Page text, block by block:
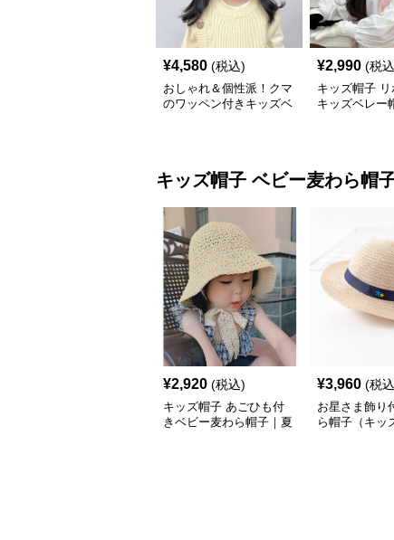
¥4,580 (税込)
おしゃれ＆個性派！クマ
のワッペン付きキッズベ
¥2,990 (税
キッズ帽子 リ
キッズベレー
キッズ帽子 ベビー麦わら帽
¥2,920 (税込)
キッズ帽子 あごひも付
きベビー麦わら帽子｜夏
¥3,960 (税
お星さま飾り
ら帽子（キッ